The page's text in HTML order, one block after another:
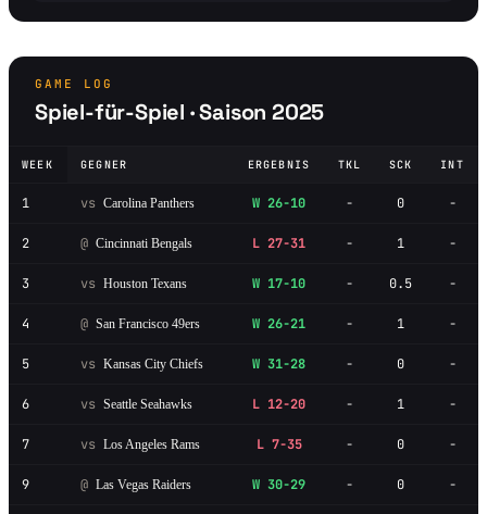
GAME LOG
Spiel-für-Spiel · Saison 2025
WEEK GEGNER ERGEBNIS TKL SCK INT
1 vs Carolina Panthers W 26-10 - 0 -
2 @ Cincinnati Bengals L 27-31 - 1 -
3 vs Houston Texans W 17-10 - 0.5 -
4 @ San Francisco 49ers W 26-21 - 1 -
5 vs Kansas City Chiefs W 31-28 - 0 -
6 vs Seattle Seahawks L 12-20 - 1 -
7 vs Los Angeles Rams L 7-35 - 0 -
9 @ Las Vegas Raiders W 30-29 - 0 -